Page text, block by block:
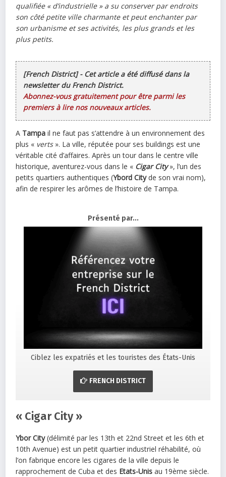
qualifiée « d’industrielle » a su conserver par endroits
son côté petite ville charmante et peut enchanter par
son urbanisme et ses activités, les plus grands et les
plus petits.
[French District] - Cet article a été diffusé dans la
newsletter du French District.
Abonnez-vous gratuitement pour être parmi les
premiers à lire nos nouveaux articles.
A Tampa il ne faut pas s’attendre à un environnement des
plus « verts». La ville, réputée pour ses buildings est une
véritable cité d’affaires. Après un tour dans le centre ville
historique, aventurez-vous dans le « Cigar City», l’un des
petits quartiers authentiques (Ybord Cityde son vrai nom),
afin de respirer les arômes de l’histoire de Tampa.
Présenté par...
Ciblez les expatriés et les touristes des États-Unis
FRENCH DISTRICT
« Cigar City »
Ybor City(délimité par les 13th et 22nd Street et les 6th et
10th Avenue) est un petit quartier industriel réhabilité, où
l’on fabrique encore les cigares de la ville depuis le
rapprochement de Cuba et des Etats-Unis au 19ème siècle.